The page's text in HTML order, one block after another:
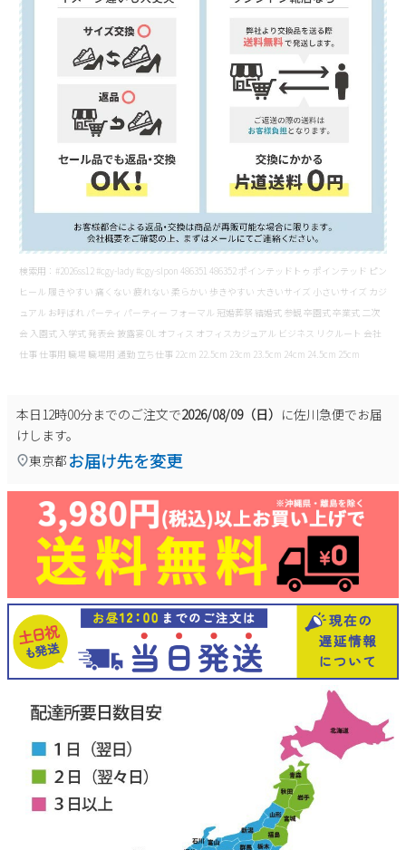
検索用：#2026ss12 #cgy-lady #cgy-slpon 486351 486352 ポインテッドトゥ ポインテッド ピン
ヒール 履きやすい 痛くない 疲れない 柔らかい 歩きやすい 大きいサイズ 小さいサイズ カジ
ュアル お呼ばれ パーティ パーティー フォーマル 冠婚葬祭 結婚式 参観 卒園式 卒業式 二次
会 入園式 入学式 発表会 披露宴 OL オフィス オフィスカジュアル ビジネス リクルート 会社
仕事 仕事用 職場 職場用 通勤 立ち仕事 22cm 22.5cm 23cm 23.5cm 24cm 24.5cm 25cm
本日12時00分までのご注文で2026/08/09（日） に佐川急便でお届
けします。
東京都 お届け先を変更